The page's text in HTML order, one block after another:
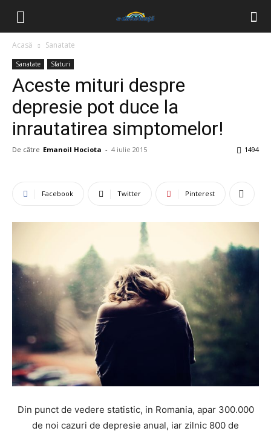
Acasă Sanatate
Sanatate Sfaturi
Aceste mituri despre
depresie pot duce la
inrautatirea simptomelor!
De către Emanoil Hociota - 4 iulie 2015 1494
Facebook Twitter Pinterest
Din punct de vedere statistic, in Romania, apar 300.000
de noi cazuri de depresie anual, iar zilnic 800 de